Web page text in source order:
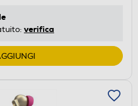
verifica